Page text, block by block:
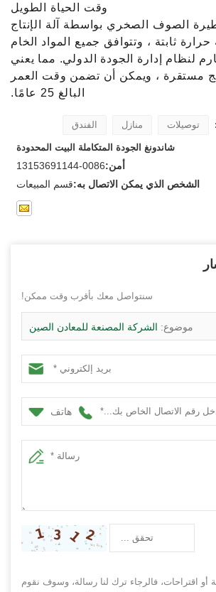
وقت الحياة الطويل
الصوف الصخري بواسطة آلة الإنتاج
حرارة ثابتة ، وتتوافق جميع المواد الخام
لنظام إدارة الجودة الدولي. مما يعني
مستقرة ، ويمكن أن تضمن وقت العمر
البالغ 25 عامًا.
توصيلات منازل الفندق
شاندونغ الجودة المتكاملة البيت المحدودة
أمن:0086-13153691144
الشخص الذي يمكن الاتصال به:قسم المبيعات
سنتواصل معك بأقرب وقت ممكن!
موضوع: الشركة المصنعة للمعادن الصين
هاتف
أو اقتراحات، فالرجاء ترك لنا رسالة، وسوف نقوم